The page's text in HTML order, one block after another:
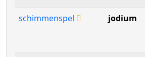
schimmenspel
jodium